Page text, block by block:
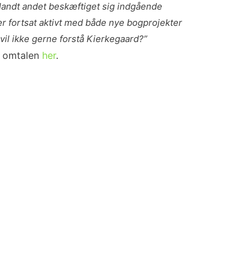
andet beskæftiget sig indgående
fortsat aktivt med både nye bogprojekter
ikke gerne forstå Kierkegaard?”
her.